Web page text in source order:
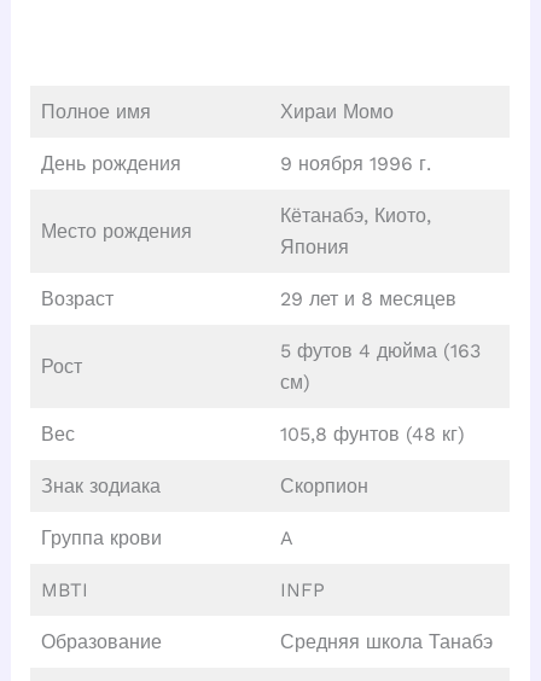
Полное имя Хираи Момо
День рождения 9 ноября 1996 г.
Место рождения
Кётанабэ, Киото,
Япония
Возраст 29 лет и 8 месяцев
Рост
5 футов 4 дюйма (163
см)
Вес 105,8 фунтов (48 кг)
Знак зодиака Скорпион
Группа крови A
MBTI INFP
Образование Средняя школа Танабэ